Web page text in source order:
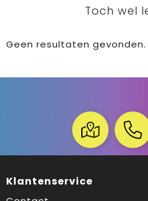
Toch wel
Geen resultaten gevonden.
Klantenservice